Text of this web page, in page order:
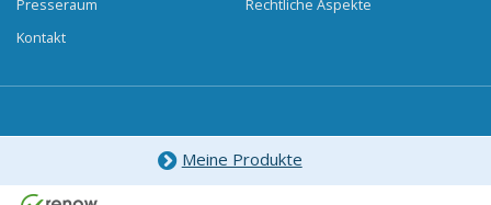
Presseraum
Kontakt
Rechtliche Aspekte
Meine Produkte